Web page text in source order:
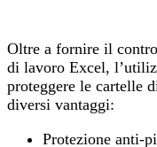
Oltre a fornire il
di lavoro Excel,
proteggere le cartelle
diversi vantaggi:
Protezione anti-